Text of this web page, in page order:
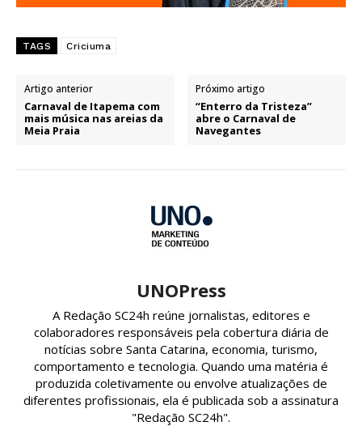
TAGS Criciuma
Artigo anterior
Carnaval de Itapema com
mais música nas areias da
Meia Praia
Próximo artigo
“Enterro da Tristeza”
abre o Carnaval de
Navegantes
UNOPress
A Redação SC24h reúne jornalistas, editores e
colaboradores responsáveis pela cobertura diária de
notícias sobre Santa Catarina, economia, turismo,
comportamento e tecnologia. Quando uma matéria é
produzida coletivamente ou envolve atualizações de
diferentes profissionais, ela é publicada sob a assinatura
"Redação SC24h".